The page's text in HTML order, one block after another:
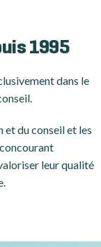
1995
dans le
du conseil et les
leur qualité